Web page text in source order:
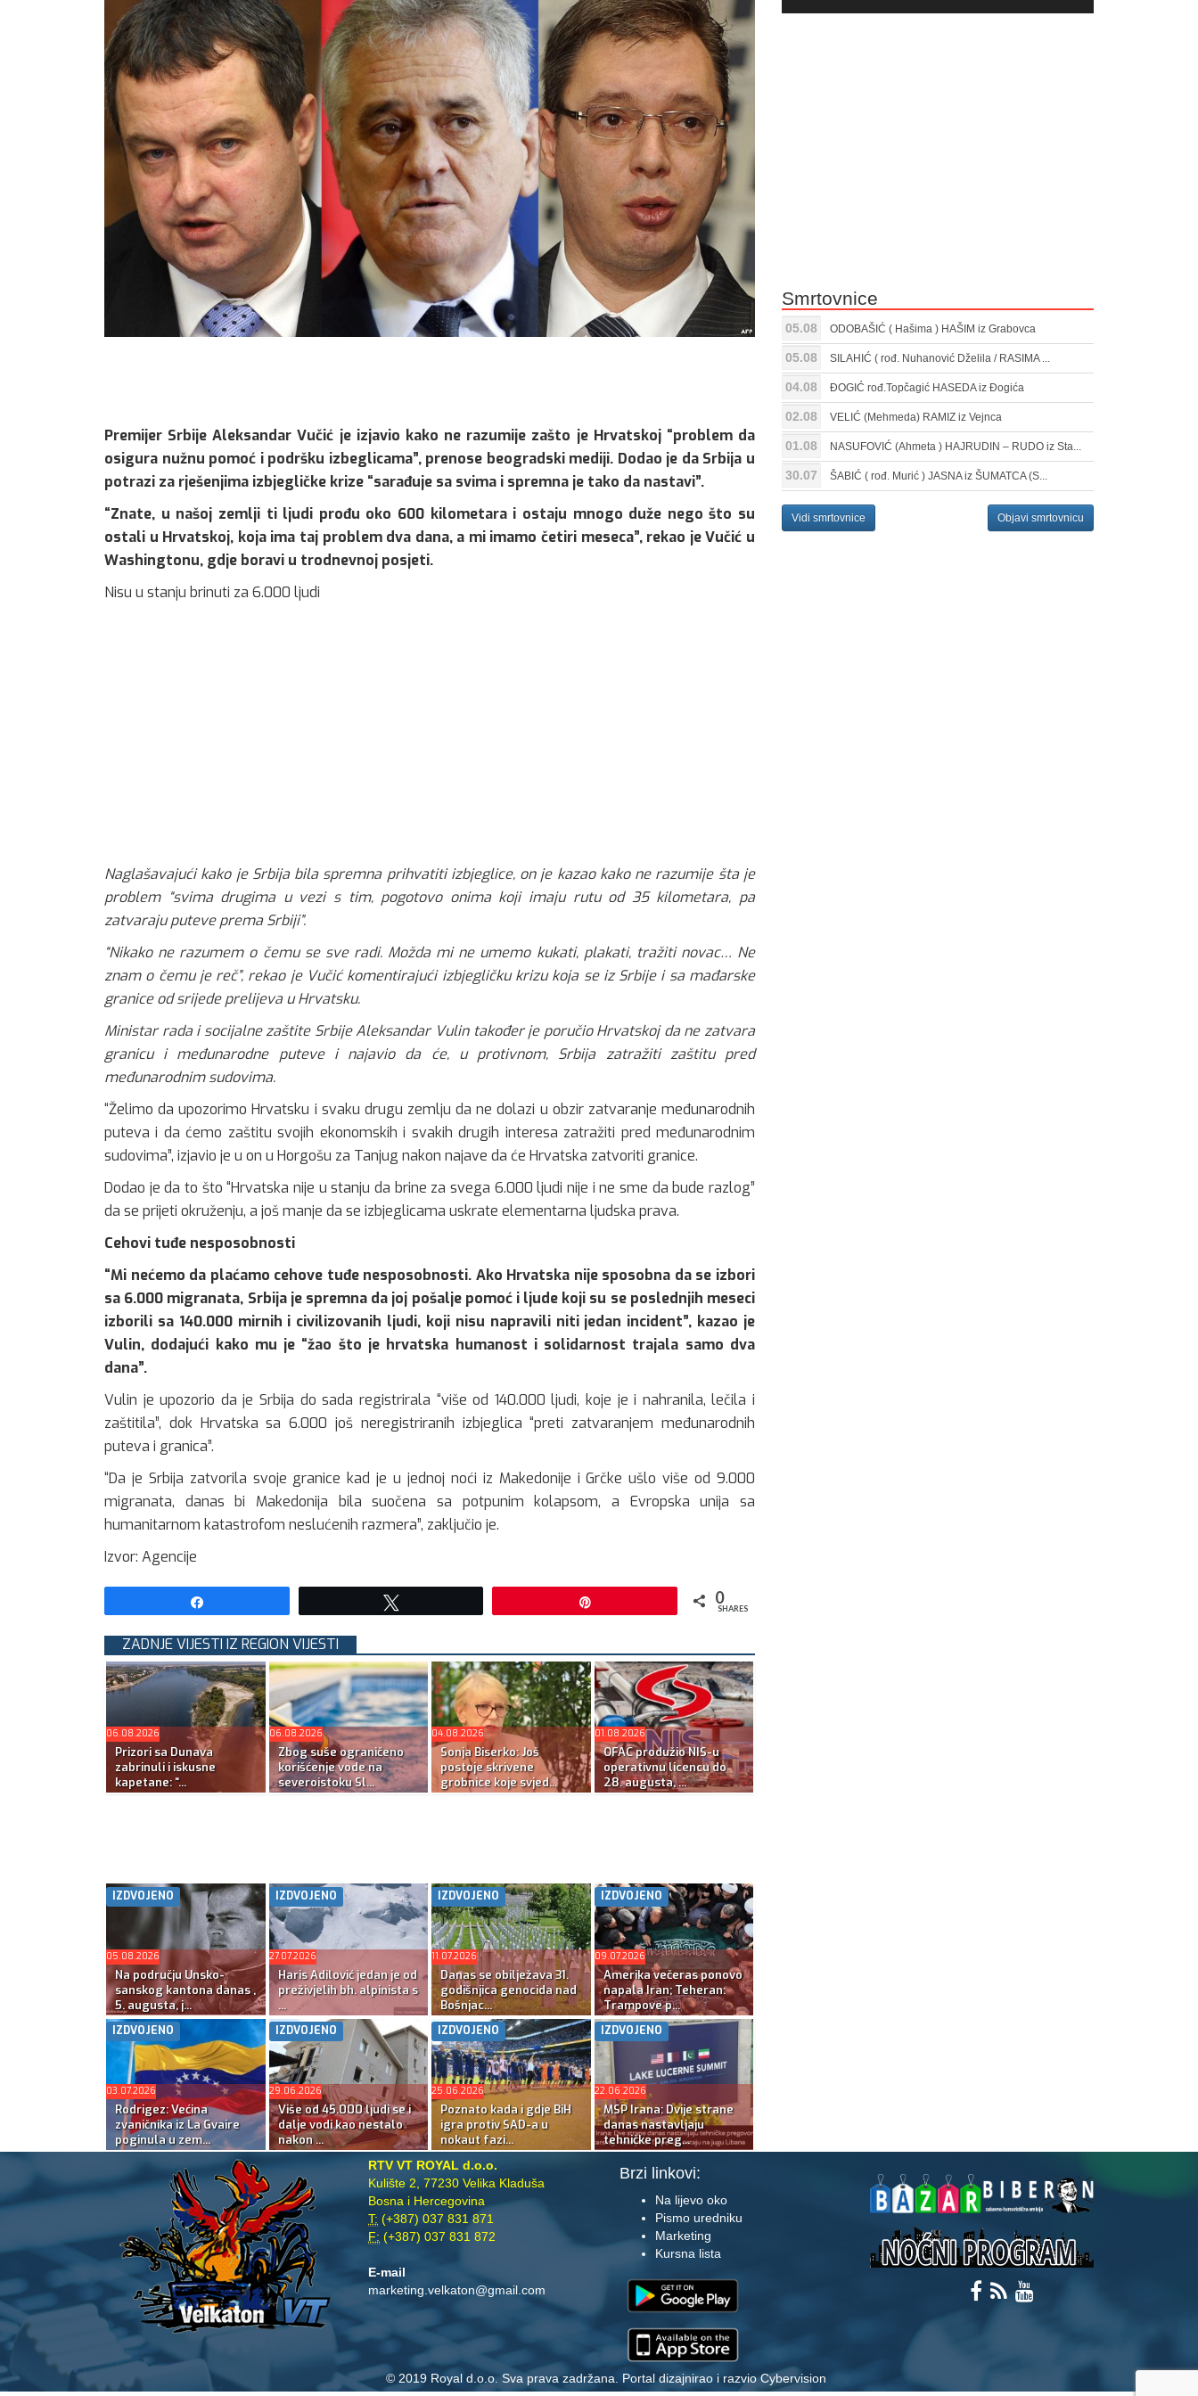
Premijer Srbije Aleksandar Vučić je izjavio kako ne razumije zašto je Hrvatskoj “problem da
osigura nužnu pomoć i podršku izbeglicama”, prenose beogradski mediji. Dodao je da Srbija u
potrazi za rješenjima izbjegličke krize “sarađuje sa svima i spremna je tako da nastavi”.
“Znate, u našoj zemlji ti ljudi prođu oko 600 kilometara i ostaju mnogo duže nego što su
ostali u Hrvatskoj, koja ima taj problem dva dana, a mi imamo četiri meseca”, rekao je Vučić u
Washingtonu, gdje boravi u trodnevnoj posjeti.
Nisu u stanju brinuti za 6.000 ljudi
Naglašavajući kako je Srbija bila spremna prihvatiti izbjeglice, on je kazao kako ne razumije šta je
problem “svima drugima u vezi s tim, pogotovo onima koji imaju rutu od 35 kilometara, pa
zatvaraju puteve prema Srbiji”.
“Nikako ne razumem o čemu se sve radi. Možda mi ne umemo kukati, plakati, tražiti novac… Ne
znam o čemu je reč”, rekao je Vučić komentirajući izbjegličku krizu koja se iz Srbije i sa mađarske
granice od srijede prelijeva u Hrvatsku.
Ministar rada i socijalne zaštite Srbije Aleksandar Vulin također je poručio Hrvatskoj da ne zatvara
granicu i međunarodne puteve i najavio da će, u protivnom, Srbija zatražiti zaštitu pred
međunarodnim sudovima.
“Želimo da upozorimo Hrvatsku i svaku drugu zemlju da ne dolazi u obzir zatvaranje međunarodnih
puteva i da ćemo zaštitu svojih ekonomskih i svakih drugih interesa zatražiti pred međunarodnim
sudovima”, izjavio je u on u Horgošu za Tanjug nakon najave da će Hrvatska zatvoriti granice.
Dodao je da to što “Hrvatska nije u stanju da brine za svega 6.000 ljudi nije i ne sme da bude razlog”
da se prijeti okruženju, a još manje da se izbjeglicama uskrate elementarna ljudska prava.
Cehovi tuđe nesposobnosti
“Mi nećemo da plaćamo cehove tuđe nesposobnosti. Ako Hrvatska nije sposobna da se izbori
sa 6.000 migranata, Srbija je spremna da joj pošalje pomoć i ljude koji su se poslednjih meseci
izborili sa 140.000 mirnih i civilizovanih ljudi, koji nisu napravili niti jedan incident”, kazao je
Vulin, dodajući kako mu je “žao što je hrvatska humanost i solidarnost trajala samo dva
dana”.
Vulin je upozorio da je Srbija do sada registrirala “više od 140.000 ljudi, koje je i nahranila, lečila i
zaštitila”, dok Hrvatska sa 6.000 još neregistriranih izbjeglica “preti zatvaranjem međunarodnih
puteva i granica”.
“Da je Srbija zatvorila svoje granice kad je u jednoj noći iz Makedonije i Grčke ušlo više od 9.000
migranata, danas bi Makedonija bila suočena sa potpunim kolapsom, a Evropska unija sa
humanitarnom katastrofom neslućenih razmera”, zaključio je.
Izvor: Agencije
0
SHARES
ZADNJE VIJESTI IZ REGION VIJESTI
06.08.2026
Prizori sa Dunava
zabrinuli i iskusne
kapetane: “...
06.08.2026
Zbog suše ograničeno
korišćenje vode na
severoistoku Sl...
04.08.2026
Sonja Biserko: Još
postoje skrivene
grobnice koje svjed...
01.08.2026
OFAC produžio NIS-u
operativnu licencu do
28. augusta, ...
IZDVOJENO
05.08.2026
Na području Unsko-
sanskog kantona danas ,
5. augusta, j...
IZDVOJENO
27.07.2026
Haris Adilović jedan je od
preživjelih bh. alpinista s
...
IZDVOJENO
11.07.2026
Danas se obilježava 31.
godišnjica genocida nad
Bošnjac...
IZDVOJENO
09.07.2026
Amerika večeras ponovo
napala Iran; Teheran:
Trampove p...
IZDVOJENO
03.07.2026
Rodrigez: Većina
zvaničnika iz La Gvaire
poginula u zem...
IZDVOJENO
29.06.2026
Više od 45.000 ljudi se i
dalje vodi kao nestalo
nakon ...
IZDVOJENO
25.06.2026
Poznato kada i gdje BiH
igra protiv SAD-a u
nokaut fazi...
IZDVOJENO
22.06.2026
MSP Irana: Dvije strane
danas nastavljaju
tehničke preg...
Gore/Dole
Smrtovnice
05.08 ODOBAŠIĆ ( Hašima ) HAŠIM iz Grabovca
05.08 SILAHIĆ ( rođ. Nuhanović Dželila / RASIMA ...
04.08 ĐOGIĆ rođ.Topčagić HASEDA iz Đogića
02.08 VELIĆ (Mehmeda) RAMIZ iz Vejnca
01.08 NASUFOVIĆ (Ahmeta ) HAJRUDIN – RUDO iz Sta...
30.07 ŠABIĆ ( rođ. Murić ) JASNA iz ŠUMATCA (S...
Vidi smrtovnice Objavi smrtovnicu
RTV VT ROYAL d.o.o.
Kulište 2, 77230 Velika Kladuša
Bosna i Hercegovina
T: (+387) 037 831 871
F: (+387) 037 831 872
E-mail
marketing.velkaton@gmail.com
Brzi linkovi:
Na lijevo oko
Pismo uredniku
Marketing
Kursna lista
© 2019 Royal d.o.o. Sva prava zadržana. Portal dizajnirao i razvioCybervision